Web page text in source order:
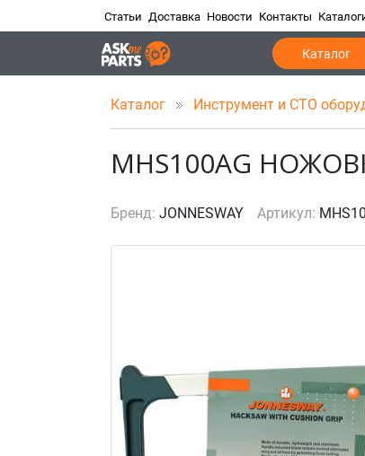
Статьи Доставка Новости Контакты
Каталог
Каталог Инструмент и СТО
MHS100AG
Бренд: JONNESWAY Артикул: